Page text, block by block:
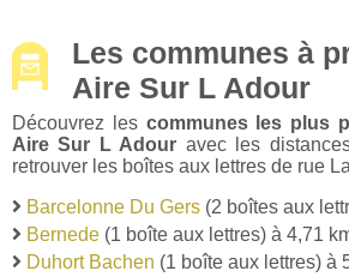
Les communes à
Aire Sur L Adour
Découvrez les communes les plus
Aire Sur L Adour avec les
retrouver les boîtes aux lettres de rue
Barcelonne Du Gers (2 boîtes aux
Bernede (1 boîte aux lettres) à 4,71
Duhort Bachen (1 boîte aux lettres) à